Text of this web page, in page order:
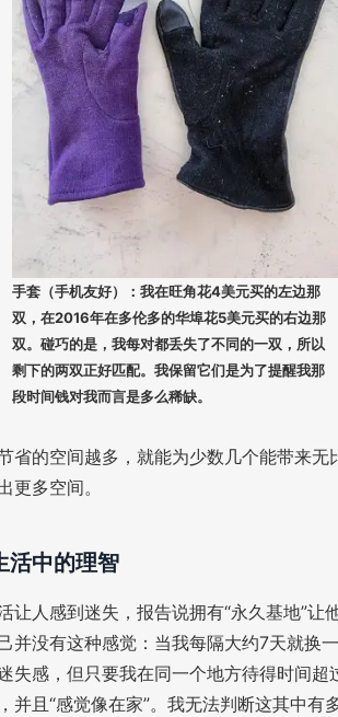
手套（手机友好）：我在旺角花4美元买的左边那
双，在2016年在多伦多的华埠花5美元买的右边那
双。碰巧的是，我每对都丢失了不同的一双，所以
剩下的两双正好匹配。我保留它们是为了提醒我那
段时间钱对我而言是多么稀缺。
省的空间越多，就能为少数几个能带来无
更多空间。
活中的理智
让人感到迷失，报告说拥有“永久基地”让
并没有这种感觉：当我每隔大约7天就换一
失感，但只要我在同一个地方待得时间超
并且“感觉像在家”。我无法判断这其中有